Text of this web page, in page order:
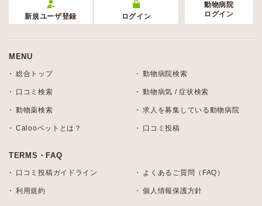
新規ユーザ登録 ログイン
動物病院
ログイン
MENU
総合トップ 動物病院検索
口コミ検索 動物病気 / 症状検索
動物薬検索 求人を募集している動物病院
Calooペットとは？ 口コミ投稿
TERMS・FAQ
口コミ投稿ガイドライン よくあるご質問（FAQ）
利用規約 個人情報保護方針